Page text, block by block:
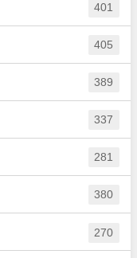
401
405
389
337
281
380
270